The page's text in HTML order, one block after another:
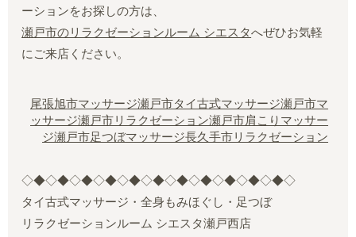
ーションをお探しの方は、
瀬戸市のリラクゼーションルーム シエスタへぜひお気軽
にご来店ください。
尾張旭市マッサージ瀬戸市タイ古式マッサージ瀬戸市マ
ッサージ瀬戸市リラクゼーション瀬戸市肩こりマッサー
ジ瀬戸市足つぼマッサージ長久手市リラクゼーション
◇◆◇◆◇◆◇◆◇◆◇◆◇◆◇◆◇◆◇◆◇◆◇
タイ古式マッサージ・全身もみほぐし・足つぼ
リラクゼーションルーム シエスタ瀬戸西店